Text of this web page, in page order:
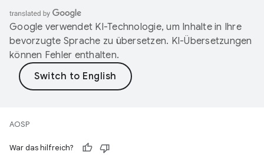
Google verwendet KI-Technologie, um Inhalte in Ihre
bevorzugte Sprache zu übersetzen. KI-Übersetzungen
können Fehler enthalten.
AOSP
War das hilfreich?